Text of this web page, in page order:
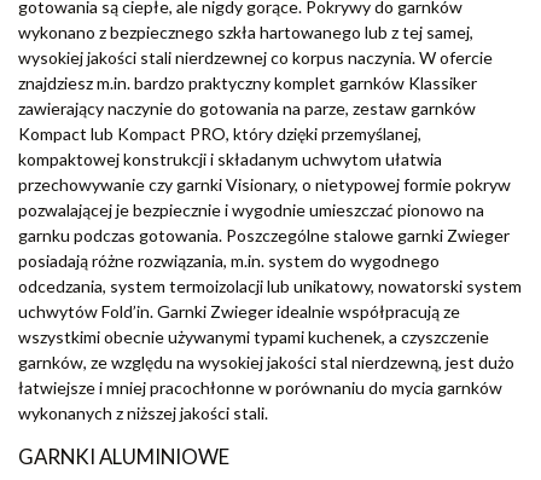
gotowania są ciepłe, ale nigdy gorące. Pokrywy do garnków
wykonano z bezpiecznego szkła hartowanego lub z tej samej,
wysokiej jakości stali nierdzewnej co korpus naczynia. W ofercie
znajdziesz m.in. bardzo praktyczny komplet garnków Klassiker
zawierający naczynie do gotowania na parze, zestaw garnków
Kompact lub Kompact PRO, który dzięki przemyślanej,
kompaktowej konstrukcji i składanym uchwytom ułatwia
przechowywanie czy garnki Visionary, o nietypowej formie pokryw
pozwalającej je bezpiecznie i wygodnie umieszczać pionowo na
garnku podczas gotowania. Poszczególne stalowe garnki Zwieger
posiadają różne rozwiązania, m.in. system do wygodnego
odcedzania, system termoizolacji lub unikatowy, nowatorski system
uchwytów Fold’in. Garnki Zwieger idealnie współpracują ze
wszystkimi obecnie używanymi typami kuchenek, a czyszczenie
garnków, ze względu na wysokiej jakości stal nierdzewną, jest dużo
łatwiejsze i mniej pracochłonne w porównaniu do mycia garnków
wykonanych z niższej jakości stali.
GARNKI ALUMINIOWE